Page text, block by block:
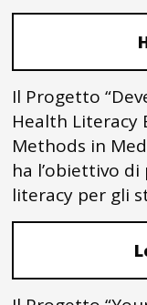
Il Progetto
Health Literacy
Methods in
ha l’obiettivo
literacy per gli